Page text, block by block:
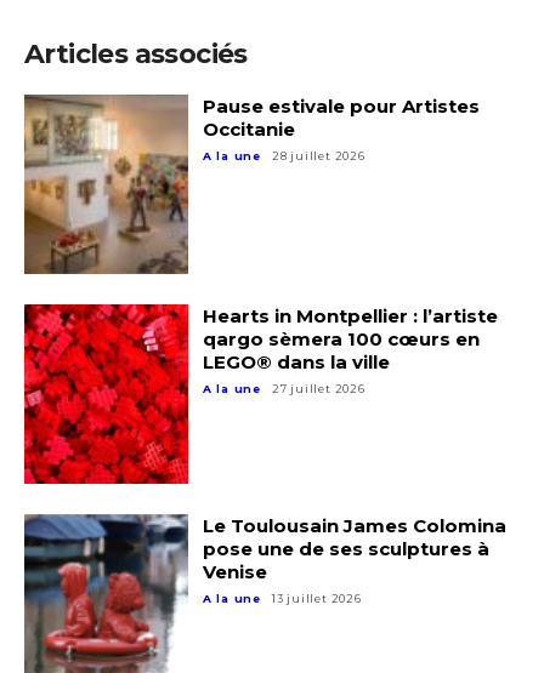
Adresse email*
Nom
Prénom
Adresse email*
Articles associés
Pause estivale pour Artistes
Occitanie
A la une 28 juillet 2026
Hearts in Montpellier : l’artiste
qargo sèmera 100 cœurs en
LEGO® dans la ville
A la une 27 juillet 2026
Le Toulousain James Colomina
pose une de ses sculptures à
Venise
A la une 13 juillet 2026